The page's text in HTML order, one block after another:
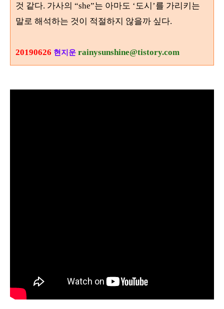
것 같다. 가사의 “she”는 아마도 ‘도시’를 가리키는
말로 해석하는 것이 적절하지 않을까 싶다.
20190626 현지운 rainysunshine@tistory.com